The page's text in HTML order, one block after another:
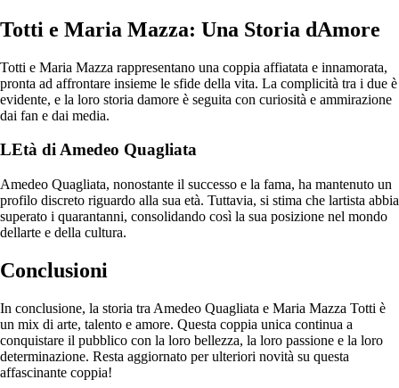
Totti e Maria Mazza: Una Storia dAmore
Totti e Maria Mazza rappresentano una coppia affiatata e innamorata,
pronta ad affrontare insieme le sfide della vita. La complicità tra i due è
evidente, e la loro storia damore è seguita con curiosità e ammirazione
dai fan e dai media.
LEtà di Amedeo Quagliata
Amedeo Quagliata, nonostante il successo e la fama, ha mantenuto un
profilo discreto riguardo alla sua età. Tuttavia, si stima che lartista abbia
superato i quarantanni, consolidando così la sua posizione nel mondo
dellarte e della cultura.
Conclusioni
In conclusione, la storia tra Amedeo Quagliata e Maria Mazza Totti è
un mix di arte, talento e amore. Questa coppia unica continua a
conquistare il pubblico con la loro bellezza, la loro passione e la loro
determinazione. Resta aggiornato per ulteriori novità su questa
affascinante coppia!